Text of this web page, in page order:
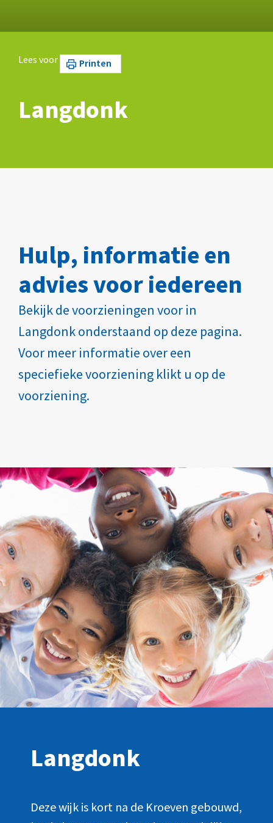
Lees voor Printen
Langdonk
Hulp, informatie en
advies voor iedereen
Bekijk de voorzieningen voor in
Langdonk onderstaand op deze pagina.
Voor meer informatie over een
speciefieke voorziening klikt u op de
voorziening.
Langdonk
Deze wijk is kort na de Kroeven gebouwd,